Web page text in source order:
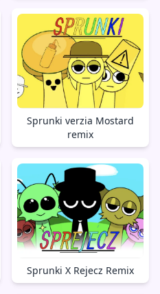
Sprunki verzia Mostard
remix
Sprunki X Rejecz Remix